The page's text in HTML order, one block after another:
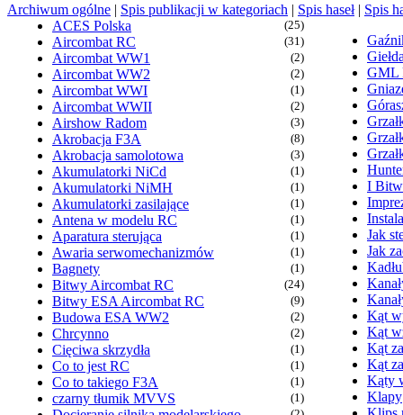
Archiwum ogólne | Spis publikacji w kategoriach | Spis haseł| Spis
ACES Polska
(25)
Aircombat RC (31)
Aircombat WW1 (2)
Aircombat WW2 (2)
Aircombat WWI (1)
Aircombat WWII (2)
Airshow Radom (3)
Akrobacja F3A (8)
Akrobacja samolotowa (3)
Akumulatorki NiCd (1)
Akumulatorki NiMH (1)
Akumulatorki zasilające (1)
Antena w modelu RC (1)
Aparatura sterująca (1)
Awaria serwomechanizmów (1)
Bagnety (1)
Bitwy Aircombat RC (24)
Bitwy ESA Aircombat RC (9)
Budowa ESA WW2 (2)
Chrcynno (2)
Cięciwa skrzydła (1)
Co to jest RC (1)
Co to takiego F3A (1)
czarny tłumik MVVS (1)
GML
I
Jak
Jak
Kąt
Kąt
Kąt
Kąt
Kąty
Klapy